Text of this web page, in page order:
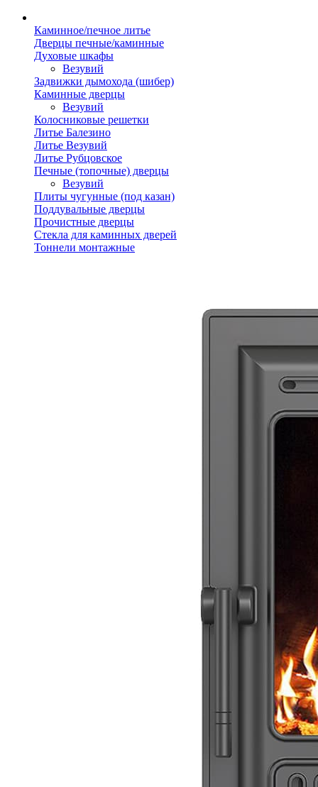
Каминное/печное литье
Дверцы печные/каминные
Духовые шкафы
Везувий
Задвижки дымохода (шибер)
Каминные дверцы
Везувий
Колосниковые решетки
Литье Балезино
Литье Везувий
Литье Рубцовское
Печные (топочные) дверцы
Везувий
Плиты чугунные (под казан)
Поддувальные дверцы
Прочистные дверцы
Стекла для каминных дверей
Тоннели монтажные